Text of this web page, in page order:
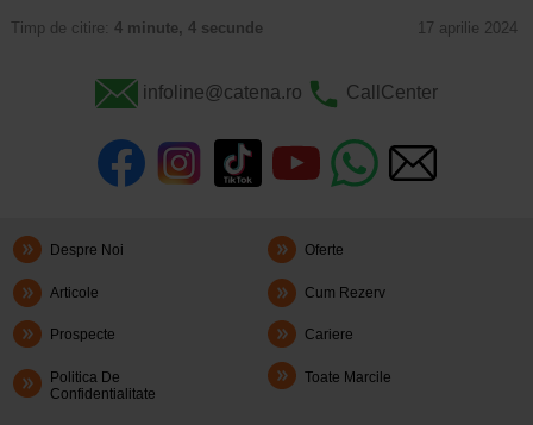
Timp de citire: 4 minute, 4 secunde 17 aprilie 2024
infoline@catena.ro CallCenter
Despre Noi Oferte
Articole Cum Rezerv
Prospecte Cariere
Politica De
Confidentialitate
Toate Marcile